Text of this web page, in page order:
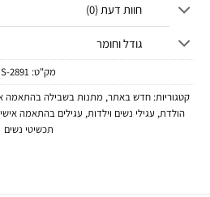
חוות דעת (0)
גודל וחומר
מק"ט: 2891-S
קטגוריות:חדש באתר, מתנות בשבילה בהתאמה
הולדת,עגילי נשים וילדות,עגילים בהתאמה
תכשיטי נשים